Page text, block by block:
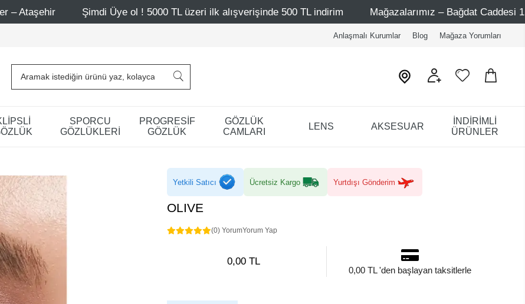
Şimdi Üye ol ! 5000 TL üzeri ilk alışverişinde 500 TL indirim Mağazalarımız – Bağdat Caddesi 1 - Bağdat
Anlaşmalı Kurumlar Blog Mağaza Yorumları
SPORCU
GÖZLÜKLERİ
PROGRESİF
GÖZLÜK
GÖZLÜK
CAMLARI
LENS AKSESUAR
İNDİRİMLİ
ÜRÜNLER
Yetkili Satıcı Ücretsiz Kargo Yurtdışı Gönderim
OLIVE
(0) YorumYorum Yap
0,00 TL
0,00 TL 'den başlayan taksitlerle